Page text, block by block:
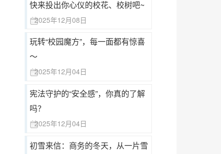
快来投出你心仪的校花、校树吧~
2025年12月08日
玩转“校园魔方”，每一面都有惊喜
～
2025年12月04日
宪法守护的“安全感”，你真的了解
吗？
2025年12月04日
初雪来信：商务的冬天，从一片雪